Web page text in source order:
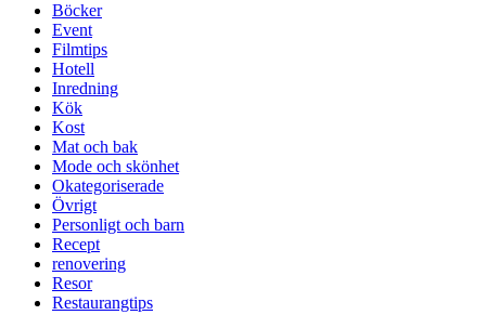
Böcker
Event
Filmtips
Hotell
Inredning
Kök
Kost
Mat och bak
Mode och skönhet
Okategoriserade
Övrigt
Personligt och barn
Recept
renovering
Resor
Restaurangtips